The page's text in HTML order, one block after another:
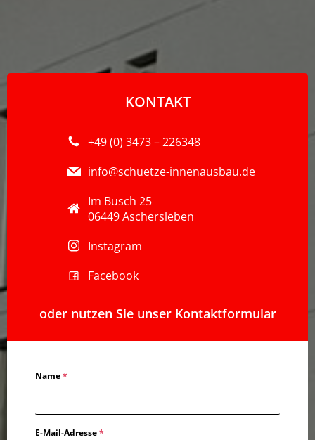
KONTAKT
+49 (0) 3473 – 226348
info@schuetze-innenausbau.de
Im Busch 25
06449 Aschersleben
Instagram
Facebook
oder nutzen Sie unser Kontaktformular
Name*
E-Mail-Adresse*